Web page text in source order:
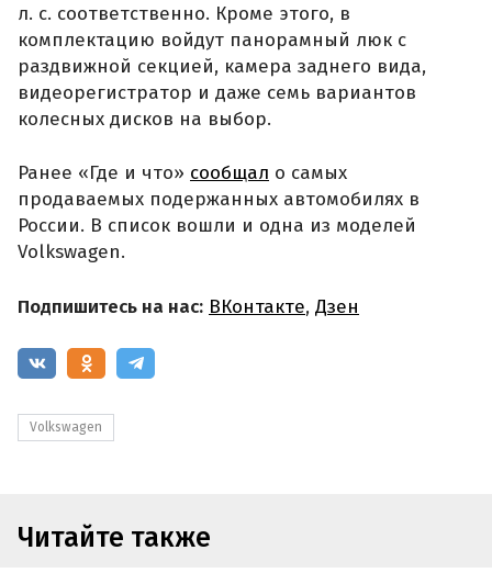
л. с. соответственно. Кроме этого, в
комплектацию войдут панорамный люк с
раздвижной секцией, камера заднего вида,
видеорегистратор и даже семь вариантов
колесных дисков на выбор.
Ранее «Где и что» сообщал о самых
продаваемых подержанных автомобилях в
России. В список вошли и одна из моделей
Volkswagen.
Подпишитесь на нас: ВКонтакте, Дзен
Volkswagen
Читайте также